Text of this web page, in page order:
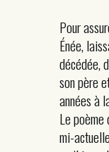
Pour
Énée,
décédée,
son père
années à
Le
mi-